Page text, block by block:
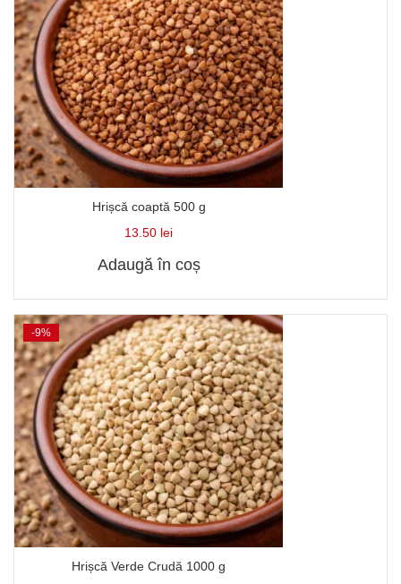
Hrișcă coaptă 500 g
13.50 lei
Adaugă în coș
-9%
Hrișcă Verde Crudă 1000 g